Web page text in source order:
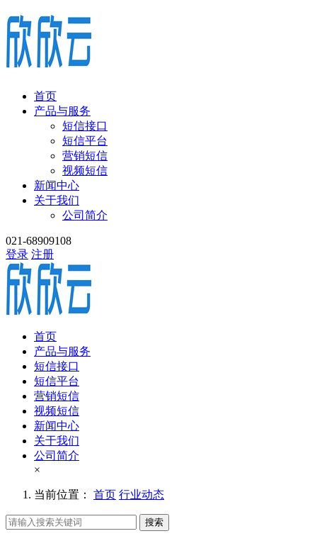
首页
产品与服务
短信接口
短信平台
营销短信
视频短信
新闻中心
关于我们
公司简介
021-68909108
登录 注册
首页
产品与服务
短信接口
短信平台
营销短信
视频短信
新闻中心
关于我们
公司简介
×
当前位置： 首页 行业动态
搜索